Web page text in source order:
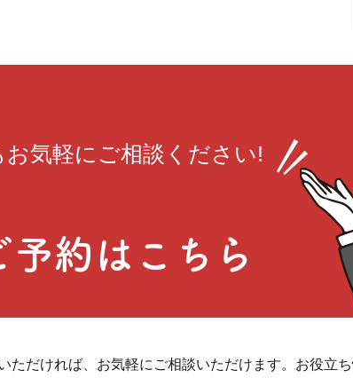
お気軽にご相談ください!
予約はこちら
ただければ、お気軽にご相談いただけます。お役立